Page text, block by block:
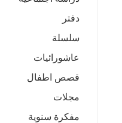
دفتر
سلسلة
عاشورائيات
قصص اطفال
مجلات
مفكرة سنوية